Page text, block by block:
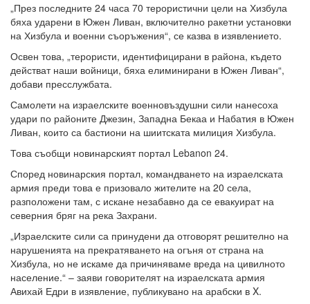
„През последните 24 часа 70 терористични цели на Хизбула
бяха ударени в Южен Ливан, включително ракетни установки
на Хизбула и военни съоръжения“, се казва в изявлението.
Освен това, „терористи, идентифицирани в района, където
действат наши войници, бяха елиминирани в Южен Ливан“,
добави пресслужбата.
Самолети на израелските военновъздушни сили нанесоха
удари по районите Джезин, Западна Бекаа и Набатия в Южен
Ливан, които са бастиони на шиитската милиция Хизбула.
Това съобщи новинарският портал Lebanon 24.
Според новинарския портал, командването на израелската
армия преди това е призовало жителите на 20 села,
разположени там, с искане незабавно да се евакуират на
северния бряг на река Захрани.
„Израелските сили са принудени да отговорят решително на
нарушенията на прекратяването на огъня от страна на
Хизбула, но не искаме да причиняваме вреда на цивилното
население.“ – заяви говорителят на израелската армия
Авихай Едри в изявление, публикувано на арабски в X.